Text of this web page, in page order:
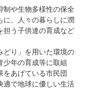
制や生物多様性の保全
に、人々の暮らしに潤
担う子供達の育成など
どり」を用いた環境の
少年の育成等に取組
をあげている市民団
適で地球に優しい生活